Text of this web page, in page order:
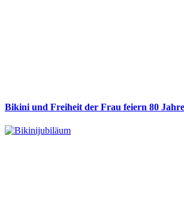
Bikini und Freiheit der Frau feiern 80